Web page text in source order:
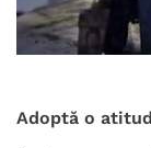
Adoptă o